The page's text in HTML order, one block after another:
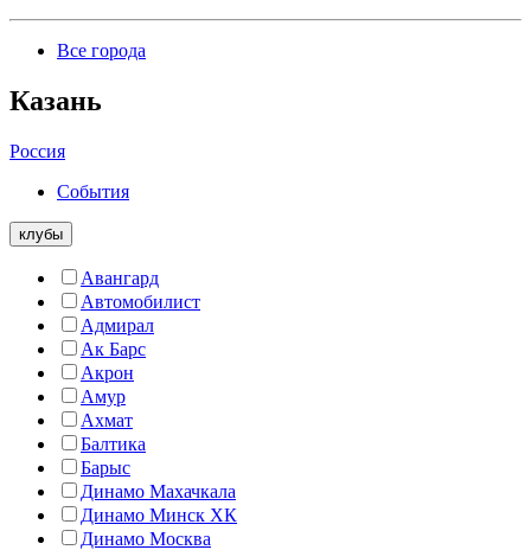
Все города
Казань
Россия
События
клубы
Авангард
Автомобилист
Адмирал
Ак Барс
Акрон
Амур
Ахмат
Балтика
Барыс
Динамо Махачкала
Динамо Минск ХК
Динамо Москва